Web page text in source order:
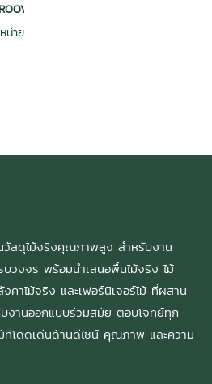
ฝาร่องวี อบ กันปลวก H3.2 เกรดพรี
น่าย
สดุไม้จริงคุณภาพสูง สำหรับงาน
วงจร พร้อมนำเสนอพื้นไม้จริง ไม้
าไม้จริง และเฟอร์นิเจอร์ไม้ ที่ผสาน
งานออกแบบร่วมสมัย ตอบโจทย์ทุก
ที่โดดเด่นด้านดีไซน์ คุณภาพ และความ